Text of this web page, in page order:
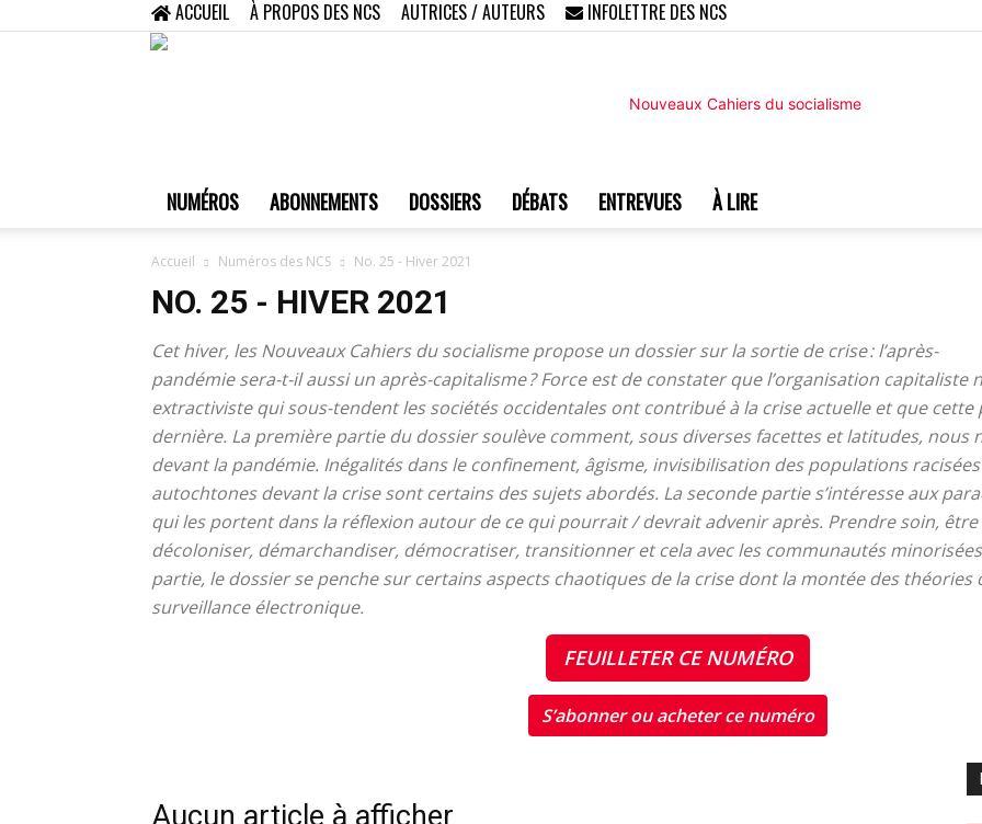
ACCUEIL À PROPOS DES NCS AUTRICES / AUTEURS INFOLETTRE DES NCS
Cahiers
du
socialisme
NUMÉROS ABONNEMENTS DOSSIERS DÉBATS ENTREVUES À LIRE
Accueil Numéros des NCS No. 25 - Hiver 2021
NO. 25 - HIVER 2021
Cet hiver, lesNouveaux Cahiers du socialismepropose un dossier sur la sortie de crise : l’après-
pandémie sera-t-il aussi un après-capitalisme ? Force est de constater que l’organisation capitaliste
extractiviste qui sous-tendent les sociétés occidentales ont contribué à la crise actuelle et que cette
dernière. La première partie du dossier soulève comment, sous diverses facettes et latitudes, nous
devant la pandémie. Inégalités dans le confinement, âgisme, invisibilisation des populations
autochtones devant la crise sont certains des sujets abordés. La seconde partie s’intéresse aux
qui les portent dans la réflexion autour de ce qui pourrait / devrait advenir après. Prendre soin, être
décoloniser, démarchandiser, démocratiser, transitionner et cela avec les communautés
partie, le dossier se penche sur certains aspects chaotiques de la crise dont la montée des théories
surveillance électronique.
FEUILLETER CE NUMÉRO
S’abonner ou acheter ce numéro
Aucun article à afficher